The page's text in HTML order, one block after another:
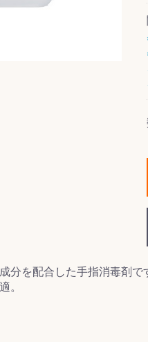
分を配合した手指消毒剤で
。